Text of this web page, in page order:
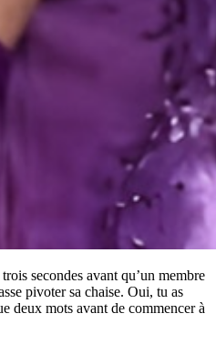
secondes avant qu’un membre
pivoter sa chaise. Oui, tu as
deux mots avant de commencer à